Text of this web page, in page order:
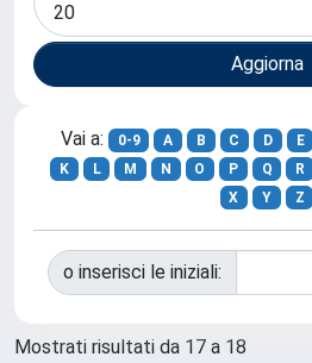
Vai a: 0-9 A B C D E
K
L M N O P Q R
X
Y Z
o inserisci le iniziali:
Mostrati risultati da 17 a 18